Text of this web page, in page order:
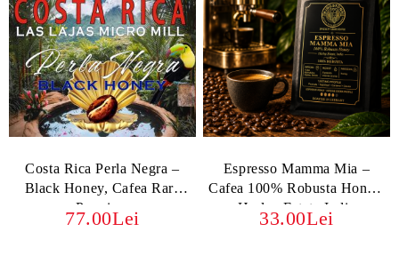
Costa Rica Perla Negra –
Black Honey, Cafea Rară
Premium
77.00Lei
Espresso Mamma Mia –
Cafea 100% Robusta Honey,
Harley Estate India
33.00Lei